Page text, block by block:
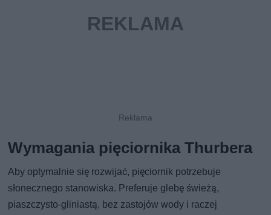
Wymagania pięciornika Thurbera
Aby optymalnie się rozwijać, pięciornik potrzebuje
słonecznego stanowiska. Preferuje glebę świeżą,
piaszczysto-gliniastą, bez zastojów wody i raczej